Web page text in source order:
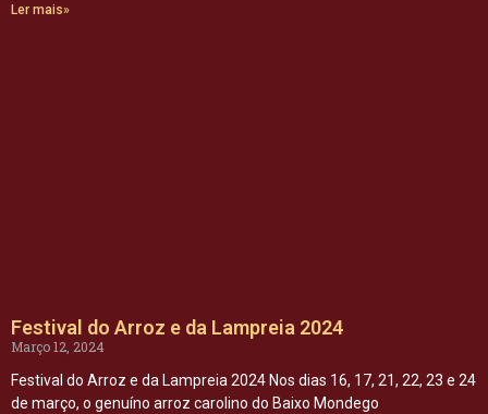
Ler mais»
Festival do Arroz e da Lampreia 2024
Março 12, 2024
Festival do Arroz e da Lampreia 2024 Nos dias 16, 17, 21, 22, 23 e 24
de março, o genuíno arroz carolino do Baixo Mondego